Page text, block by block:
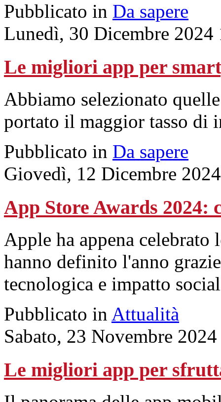
Pubblicato in Da sapere
Lunedì, 30 Dicembre 2024
Le migliori app per
Abbiamo selezionato
portato il maggior tasso di
Pubblicato in Da sapere
Giovedì, 12 Dicembre
App Store Awards 2024:
Apple ha appena
hanno definito l'anno
tecnologica e impatto
Pubblicato in Attualità
Sabato, 23 Novembre
Le migliori app per